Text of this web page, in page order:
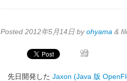
Posted 2012年5月14日 byohyama &
先日開発した Jaxon (Java 版